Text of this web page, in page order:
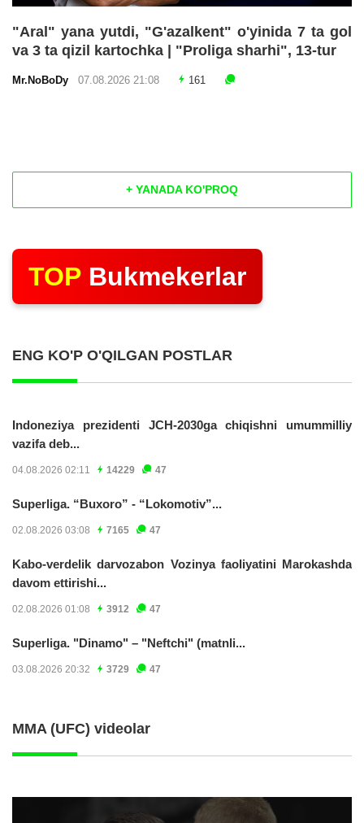
"Aral" yana yutdi, "G'azalkent" o'yinida 7 ta gol
va 3 ta qizil kartochka | "Proliga sharhi", 13-tur
Mr.NoBoDy 07.08.2026 21:08 161
+ YANADA KO'PROQ
TOP Bukmekerlar
ENG KO'P O'QILGAN POSTLAR
Indoneziya prezidenti JCH-2030ga chiqishni umummilliy
vazifa deb...
04.08.2026 02:11 14229 47
Superliga. “Buxoro” - “Lokomotiv”...
02.08.2026 03:08 7165 47
Kabo-verdelik darvozabon Vozinya faoliyatini Marokashda
davom ettirishi...
02.08.2026 01:08 3912 47
Superliga. "Dinamo" – "Neftchi" (matnli...
03.08.2026 20:32 3729 47
MMA (UFC) videolar